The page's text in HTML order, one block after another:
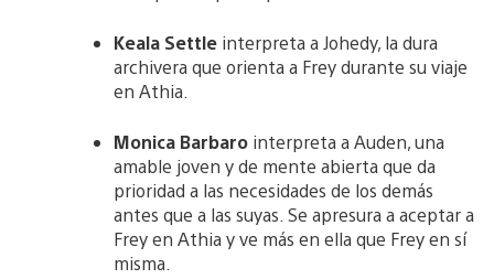
Keala Settle interpreta a Johedy, la dura
archivera que orienta a Frey durante su viaje
en Athia.
Monica Barbaro interpreta a Auden, una
amable joven y de mente abierta que da
prioridad a las necesidades de los demás
antes que a las suyas. Se apresura a aceptar a
Frey en Athia y ve más en ella que Frey en sí
misma.